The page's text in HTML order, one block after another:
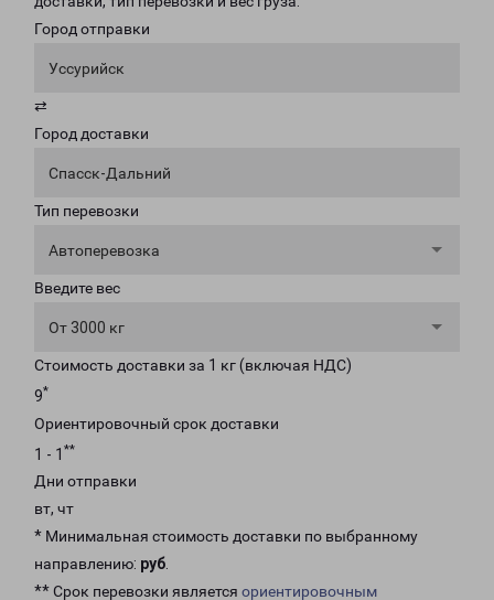
Город отправки
Уссурийск
⇄
Город доставки
Спасск-Дальний
Тип перевозки
Автоперевозка
Введите вес
От 3000 кг
Стоимость доставки за 1 кг (включая НДС)
9*
Ориентировочный срок доставки
1 - 1 **
Дни отправки
вт, чт
* Минимальная стоимость доставки по выбранному
направлению: руб.
** Срок перевозки является ориентировочным